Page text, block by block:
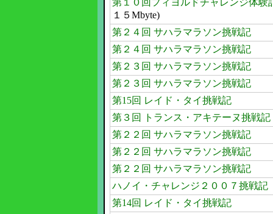
第１０回フィヨルドチャレンジ体験
１５Mbyte)
第２４回 サハラマラソン挑戦記
第２４回 サハラマラソン挑戦記
第２３回 サハラマラソン挑戦記
第２３回 サハラマラソン挑戦記
第15回 レイド・タイ挑戦記
第３回 トランス・アキテーヌ挑戦記
第２２回 サハラマラソン挑戦記
第２２回 サハラマラソン挑戦記
第２２回 サハラマラソン挑戦記
ハノイ・チャレンジ２００７挑戦記
第14回 レイド・タイ挑戦記